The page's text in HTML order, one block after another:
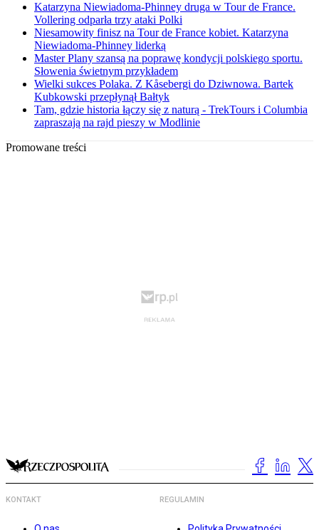
Katarzyna Niewiadoma-Phinney druga w Tour de France.
Vollering odparła trzy ataki Polki
Niesamowity finisz na Tour de France kobiet. Katarzyna
Niewiadoma-Phinney liderką
Master Plany szansą na poprawę kondycji polskiego sportu.
Słowenia świetnym przykładem
Wielki sukces Polaka. Z Kåsebergi do Dziwnowa. Bartek
Kubkowski przepłynął Bałtyk
Tam, gdzie historia łączy się z naturą - TrekTours i Columbia
zapraszają na rajd pieszy w Modlinie
Promowane treści
KONTAKT REGULAMIN